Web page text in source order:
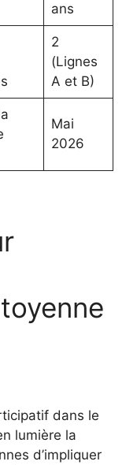
ans
2
(Lignes
A et B)
Mai
2026
dans le
lumière la
d’impliquer